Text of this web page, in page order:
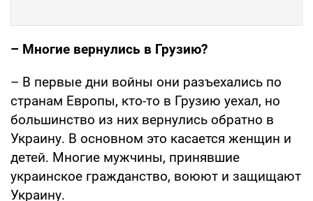
– Многие вернулись в Грузию?
– В первые дни войны они разъехались по
странам Европы, кто-то в Грузию уехал, но
большинство из них вернулись обратно в
Украину. В основном это касается женщин и
детей. Многие мужчины, принявшие
украинское гражданство, воюют и защищают
Украину.